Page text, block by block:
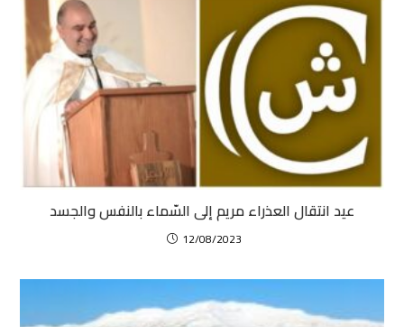
عيد انتقال العذراء مريم إلى السّماء بالنفس والجسد
12/08/2023